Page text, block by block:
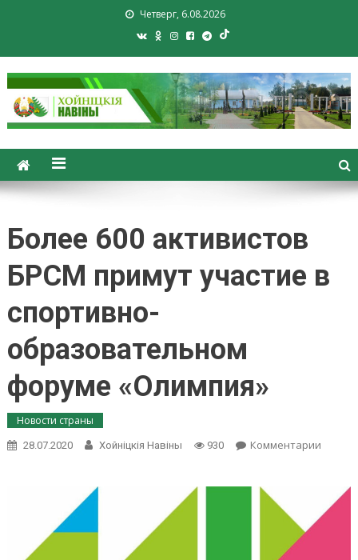
Четверг, 6.08.2026
Хойники. Хойнiцкiя навiны.
Новости Хойник. Районная
Более 600 активистов
БРСМ примут участие в
спортивно-
образовательном
форуме «Олимпия»
Новости страны
28.07.2020 Хойнiцкiя Навiны 930 Комментарииon
БРСМ